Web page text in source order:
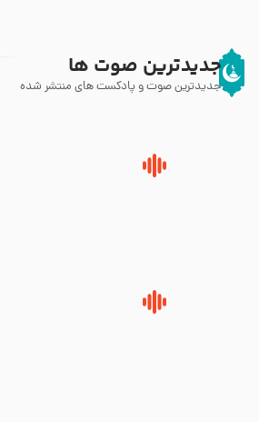
جدیدترین صوت ها
جدیدترین صوت و پادکست های منتشر شده